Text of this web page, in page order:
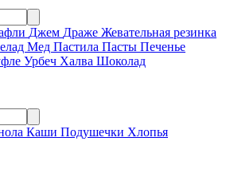
Джем Драже Жевательная резинка
Мед Пастила Пасты Печенье
Урбеч Халва Шоколад
Каши Подушечки Хлопья